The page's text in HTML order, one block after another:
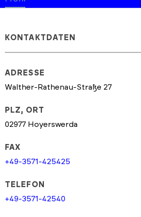
KONTAKTDATEN
ADRESSE
Walther-Rathenau-Straße 27
PLZ, ORT
02977 Hoyerswerda
FAX
+49-3571-425425
TELEFON
+49-3571-42540